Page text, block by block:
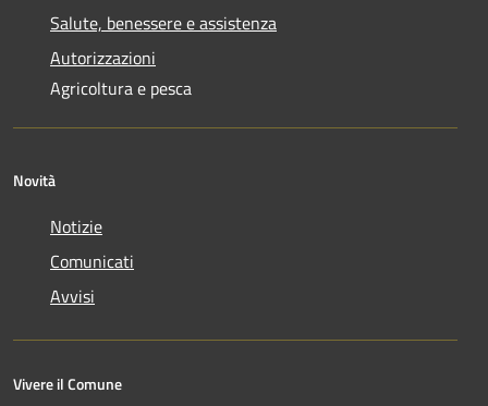
Salute, benessere e assistenza
Autorizzazioni
Agricoltura e pesca
Novità
Notizie
Comunicati
Avvisi
Vivere il Comune